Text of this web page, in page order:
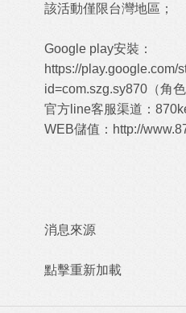
該活動僅限台灣地區；
Google play安裝：
https://play.google.com/
id=com.szg.sy870 （角
官方line客服渠道：
WEB儲值： http://
消息來源
點擊重新加載